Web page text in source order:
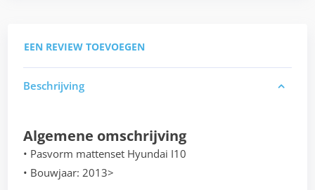
EEN REVIEW TOEVOEGEN
Beschrijving
Algemene omschrijving
• Pasvorm mattenset Hyundai I10
• Bouwjaar: 2013>